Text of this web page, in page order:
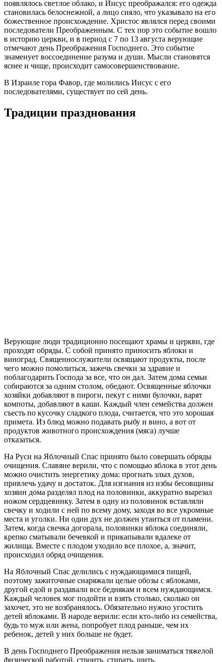
появлялось светлое облако, и Иисус преображался: его одежда
становилась белоснежной, а лицо сияло, что указывало на его
божественное происхождение. Христос являлся перед своими
последователи Преображенным. С тех пор это событие вошло
в историю церкви, и в период с 7 по 13 августа верующие
отмечают день Преображения Господнего. Это событие
знаменует воссоединение разума и души. Мысли становятся
яснее и чище, происходит самосовершенствование.
В Израиле гора Фавор, где молились Иисус с его
последователями, существует по сей день.
Традиции празднования
Верующие люди традиционно посещают храмы и церкви, где
проходят обряды. С собой принято приносить яблоки и
виноград. Священнослужители освящают продукты, после
чего можно помолиться, зажечь свечки за здравие и
поблагодарить Господа за все, что он дал. Затем дома семьи
собираются за одним столом, обедают. Освященные яблочки
хозяйки добавляют в пироги, пекут с ними булочки, варят
компоты, добавляют в каши. Каждый член семейства должен
съесть по кусочку сладкого плода, считается, что это хорошая
примета. Из блюд можно подавать рыбу и вино, а вот от
продуктов животного происхождения (мяса) лучше
отказаться.
На Руси на Яблочный Спас принято было совершать обряды
очищения. Славяне верили, что с помощью яблока в этот день
можно очистить энергетику дома: прогнать злых духов,
привлечь удачу и достаток. Для изгнания из избы бесовщины
хозяин дома разделял плод на половинки, аккуратно вырезал
ножом сердцевинку. Затем в одну из половинок вставляли
свечку и ходили с ней по всему дому, заходя во все укромные
места и уголки. Ни один дух не должен утаиться от пламени.
Затем, когда свечка догорала, половинки яблока соединяли,
крепко сматывали бечевкой и прикапывали вдалеке от
жилища. Вместе с плодом уходило все плохое, а, значит,
происходил обряд очищения.
На Яблочный Спас делились с нуждающимися пищей,
поэтому зажиточные снаряжали целые обозы с яблоками,
другой едой и раздавали все беднякам и всем нуждающимся.
Каждый человек мог подойти и взять столько, сколько он
захочет, это не возбранялось. Обязательно нужно угостить
детей яблоками. В народе верили: если кто-либо из семейства,
будь то муж или жена, попробует плод раньше, чем их
ребенок, детей у них больше не будет.
В день Господнего Преображения нельзя заниматься тяжелой
физической работой, строить, стирать, шить.